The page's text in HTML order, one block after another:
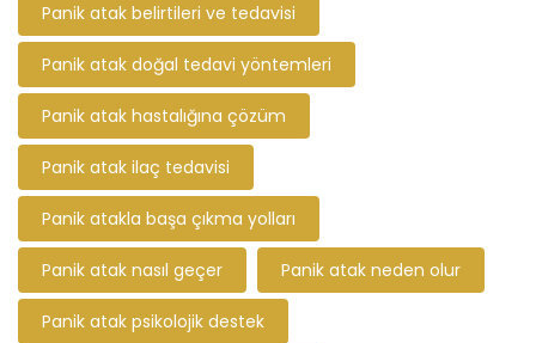
Panik atak belirtileri ve tedavisi
Panik atak doğal tedavi yöntemleri
Panik atak hastalığına çözüm
Panik atak ilaç tedavisi
Panik atakla başa çıkma yolları
Panik atak nasıl geçer Panik atak neden olur
Panik atak psikolojik destek